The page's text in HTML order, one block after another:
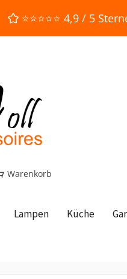
⭐⭐⭐⭐⭐ 4,9 / 5
Warenkorb
Lampen Küche